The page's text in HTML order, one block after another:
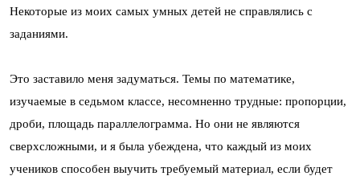
Некоторые из моих самых умных детей не справлялись с
заданиями.
Это заставило меня задуматься. Темы по математике,
изучаемые в седьмом классе, несомненно трудные: пропорции,
дроби, площадь параллелограмма. Но они не являются
сверхсложными, и я была убеждена, что каждый из моих
учеников способен выучить требуемый материал, если будет